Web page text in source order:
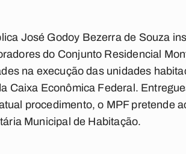
José Godoy Bezerra de Souza
do Conjunto Residencial
na execução das unidades
Caixa Econômica Federal.
procedimento, o MPF pretende
Municipal de Habitação.